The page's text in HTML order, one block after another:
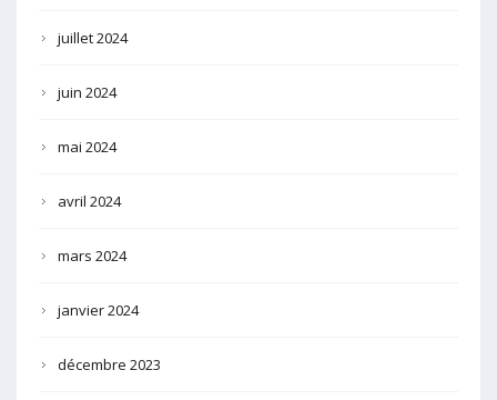
juillet 2024
juin 2024
mai 2024
avril 2024
mars 2024
janvier 2024
décembre 2023